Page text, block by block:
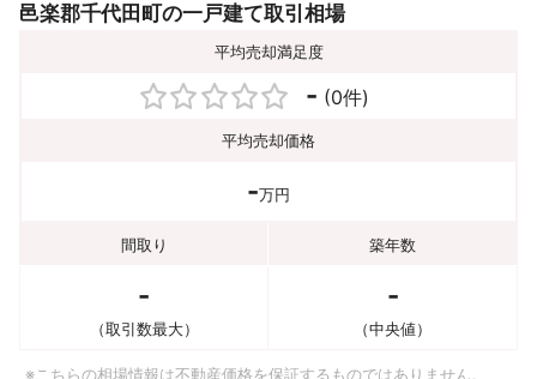
邑楽郡千代田町の一戸建て取引相場
平均売却満足度
- (0件)
平均売却価格
-万円
間取り 築年数
-
（取引数最大）
-
（中央値）
※こちらの相場情報は不動産価格を保証するものではありません。